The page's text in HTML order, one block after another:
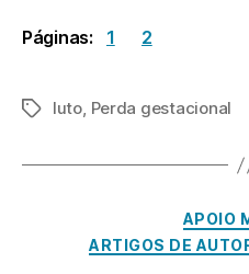
Páginas: 1 2
Etiquetas
luto, Perda gestacional
APOIO
ARTIGOS DE